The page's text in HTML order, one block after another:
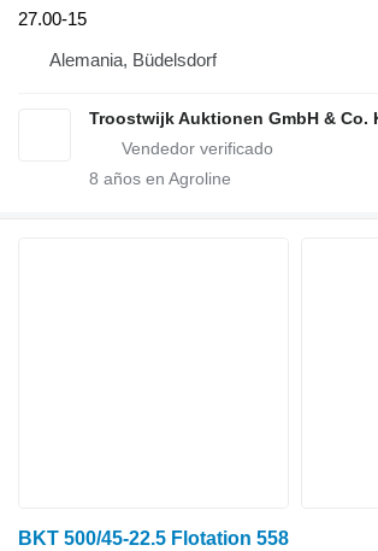
27.00-15
Alemania, Büdelsdorf
Troostwijk Auktionen GmbH & Co.
8 años en Agroline
BKT 500/45-22.5 Flotation 558